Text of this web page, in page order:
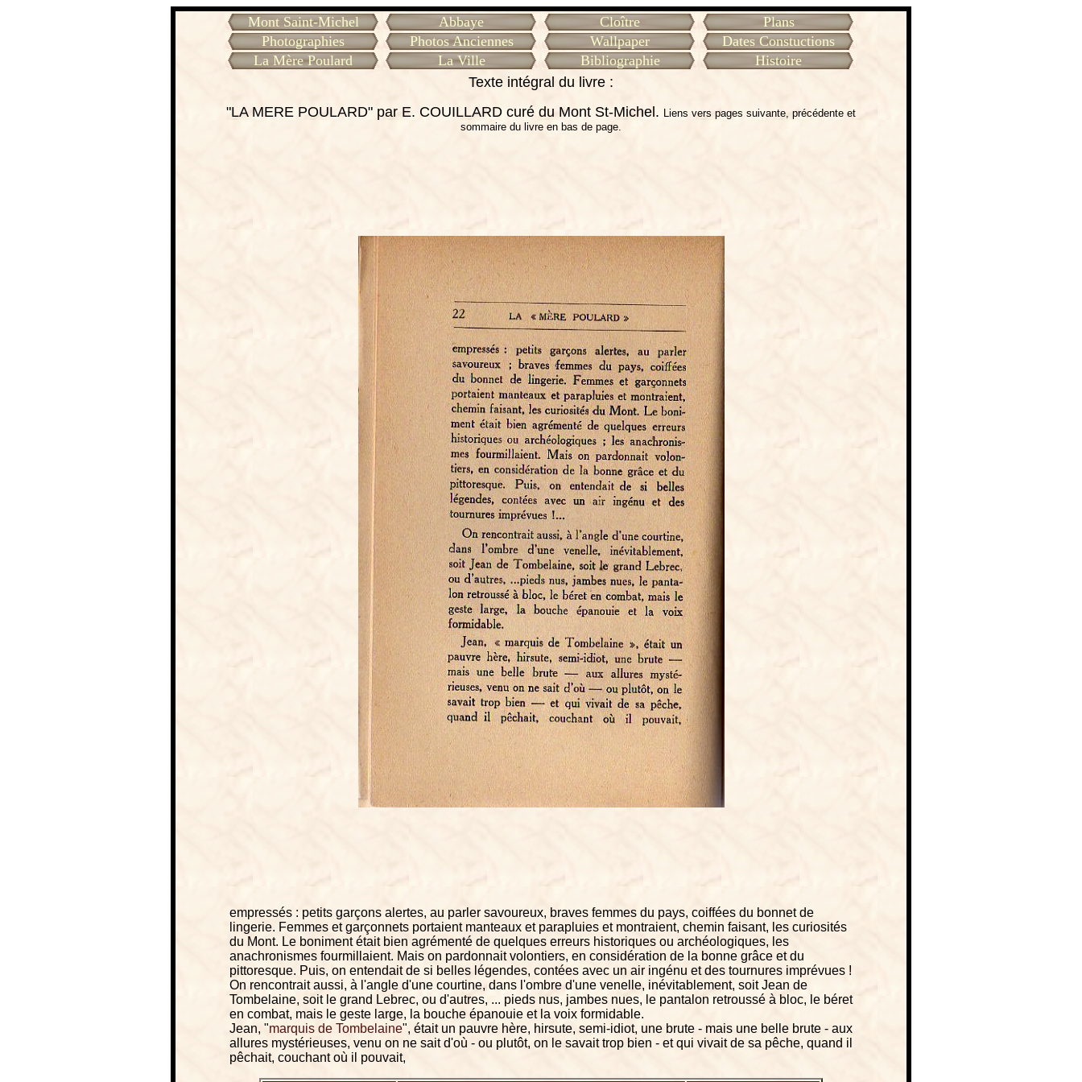
Mont Saint-Michel Abbaye Cloître
Plans
Photographies
Photos Anciennes Wallpaper
Dates Constuctions
La Mère Poulard
La Ville Bibliographie
Histoire
Texte intégral du livre :
"LA MERE POULARD" par E. COUILLARD curé du Mont St-Michel. Liens vers pages suivante, précédente et
sommaire du livre en bas de page.
empressés : petits garçons alertes, au parler savoureux, braves femmes du pays, coiffées du bonnet de
lingerie. Femmes et garçonnets portaient manteaux et parapluies et montraient, chemin faisant, les curiosités
du Mont. Le boniment était bien agrémenté de quelques erreurs historiques ou archéologiques, les
anachronismes fourmillaient. Mais on pardonnait volontiers, en considération de la bonne grâce et du
pittoresque. Puis, on entendait de si belles légendes, contées avec un air ingénu et des tournures imprévues !
On rencontrait aussi, à l'angle d'une courtine, dans l'ombre d'une venelle, inévitablement, soit Jean de
Tombelaine, soit le grand Lebrec, ou d'autres, ... pieds nus, jambes nues, le pantalon retroussé à bloc, le béret
en combat, mais le geste large, la bouche épanouie et la voix formidable.
Jean, "marquis de Tombelaine", était un pauvre hère, hirsute, semi-idiot, une brute - mais une belle brute - aux
allures mystérieuses, venu on ne sait d'où - ou plutôt, on le savait trop bien - et qui vivait de sa pêche, quand il
pêchait, couchant où il pouvait,